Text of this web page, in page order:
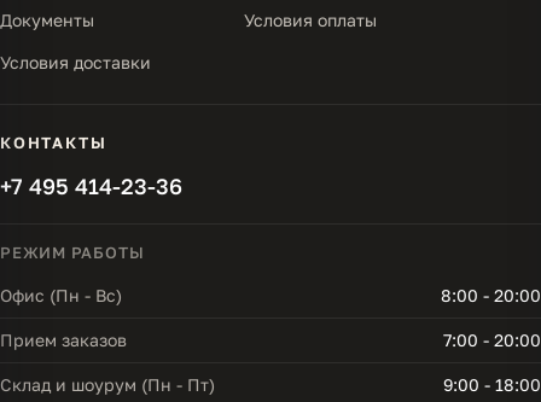
Документы Условия оплаты
Условия доставки
КОНТАКТЫ
+7 495 414-23-36
РЕЖИМ РАБОТЫ
Офис (Пн - Вс) 8:00 - 20:00
Прием заказов 7:00 - 20:00
Склад и шоурум (Пн - Пт) 9:00 - 18:00